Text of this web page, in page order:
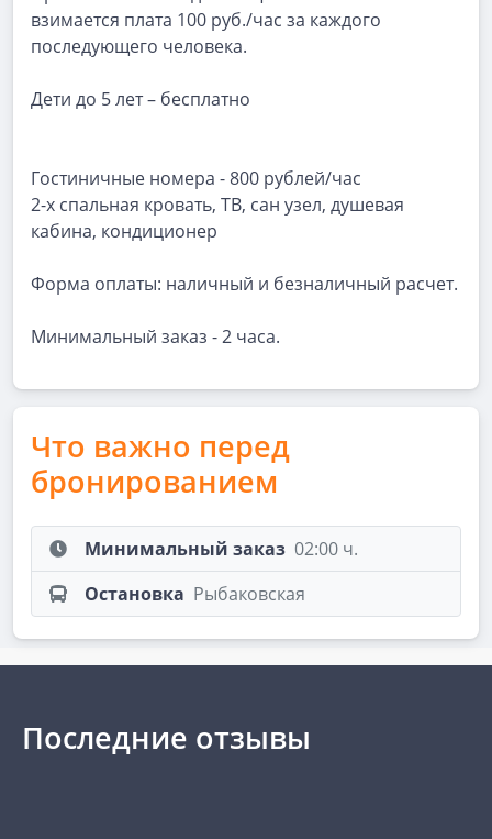
взимается плата 100 руб./час за каждого
последующего человека.
Дети до 5 лет – бесплатно
Гостиничные номера - 800 рублей/час
2-х спальная кровать, ТВ, сан узел, душевая
кабина, кондиционер
Форма оплаты: наличный и безналичный расчет.
Минимальный заказ - 2 часа.
Что важно перед
бронированием
Минимальный заказ 02:00 ч.
Остановка Рыбаковская
Последние отзывы